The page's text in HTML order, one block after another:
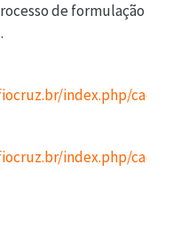
index.php/
index.php/